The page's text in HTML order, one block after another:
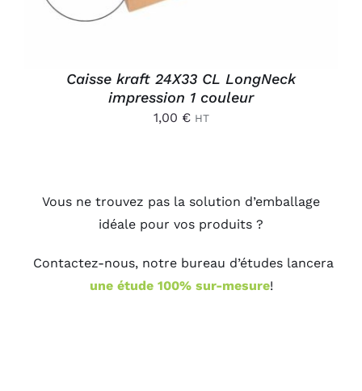
Caisse kraft 24X33 CL LongNeck
impression 1 couleur
1,00 € HT
Vous ne trouvez pas la solution d’emballage
idéale pour vos produits ?
Contactez-nous, notre bureau d’études lancera
une étude 100% sur-mesure!